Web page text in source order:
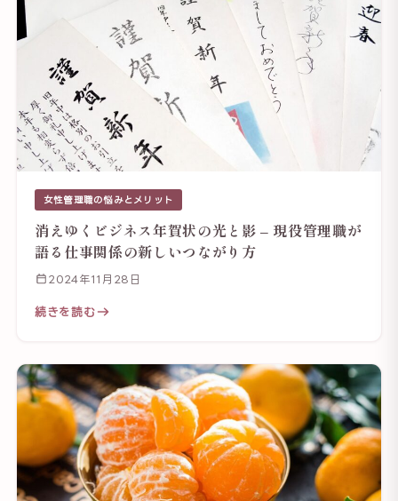
女性管理職の悩みとメリット
消えゆくビジネス年賀状の光と影 – 現役管理職が
語る仕事関係の新しいつながり方
2024年11月28日
続きを読む